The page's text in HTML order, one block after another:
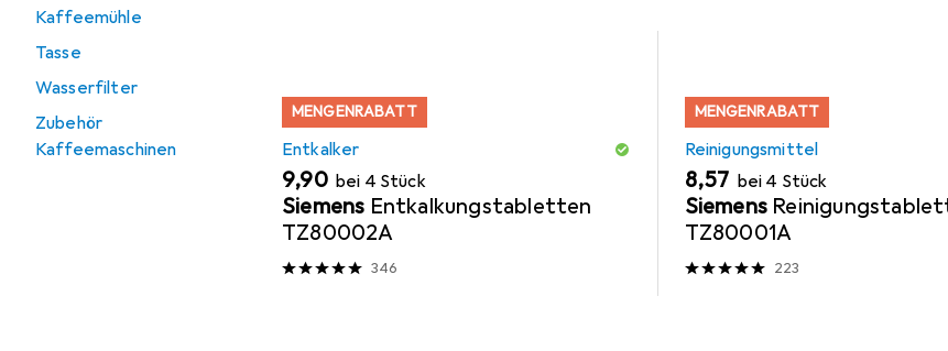
Kaffeemühle
Tasse
Wasserfilter
Zubehör
Kaffeemaschinen
MENGENRABATT
Entkalker
EUR
9,90 bei 4 Stück
Siemens Entkalkungstabletten
TZ80002A
346
MENGENRABATT
Reinigungsmittel
EUR
8,57 bei 4 Stück
Siemens
TZ80001A
223